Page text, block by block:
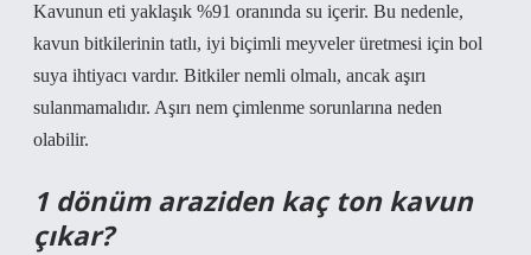
Kavunun eti yaklaşık %91 oranında su içerir. Bu nedenle,
kavun bitkilerinin tatlı, iyi biçimli meyveler üretmesi için bol
suya ihtiyacı vardır. Bitkiler nemli olmalı, ancak aşırı
sulanmamalıdır. Aşırı nem çimlenme sorunlarına neden
olabilir.
1 dönüm araziden kaç ton kavun
çıkar?